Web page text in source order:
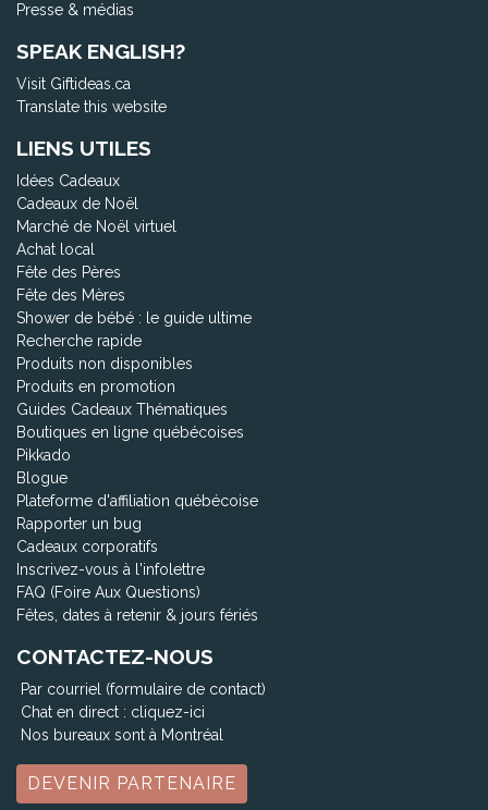
Presse & médias
SPEAK ENGLISH?
Visit Giftideas.ca
Translate this website
LIENS UTILES
Idées Cadeaux
Cadeaux de Noël
Marché de Noël virtuel
Achat local
Fête des Pères
Fête des Mères
Shower de bébé : le guide ultime
Recherche rapide
Produits non disponibles
Produits en promotion
Guides Cadeaux Thématiques
Boutiques en ligne québécoises
Pikkado
Blogue
Plateforme d'affiliation québécoise
Rapporter un bug
Cadeaux corporatifs
Inscrivez-vous à l'infolettre
FAQ (Foire Aux Questions)
Fêtes, dates à retenir & jours fériés
CONTACTEZ-NOUS
Par courriel (formulaire de contact)
Chat en direct : cliquez-ici
Nos bureaux sont à Montréal
DEVENIR PARTENAIRE